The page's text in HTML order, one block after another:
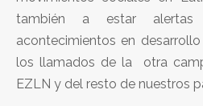
también a estar
acontecimientos en
los llamados de la otra
EZLN y del resto de nuestros